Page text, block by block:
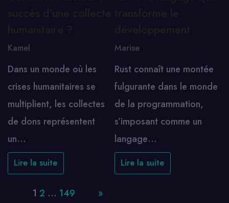
Kamel
Dans un monde où les
crises humanitaires se
multiplient, les collectes
de dons représentent
un…
Lire la suite
Marise
Rust connaît une montée
fulgurante dans le monde
de la programmation,
s’imposant comme un
langage…
Lire la suite
1 2 … 149 »